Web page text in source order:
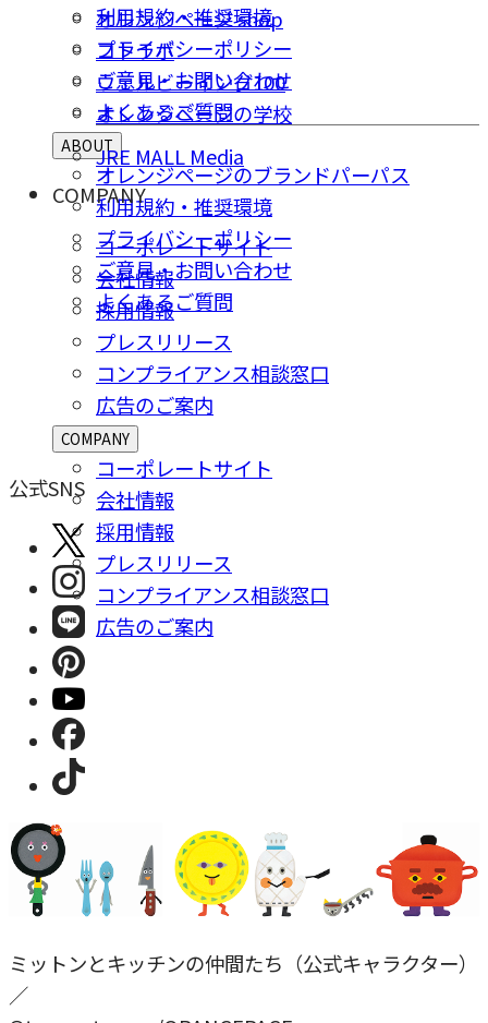
オレンジページ shop
コトラボ
ウェルビーイング100
オレンジページの学校
JRE MALL Media
利用規約・推奨環境
プライバシーポリシー
ご意⾒・お問い合わせ
よくあるご質問
ABOUT
オレンジページのブランドパーパス
利用規約・推奨環境
プライバシーポリシー
ご意⾒・お問い合わせ
よくあるご質問
COMPANY
コーポレートサイト
会社情報
採⽤情報
プレスリリース
コンプライアンス相談窓⼝
広告のご案内
COMPANY
コーポレートサイト
会社情報
採⽤情報
プレスリリース
コンプライアンス相談窓⼝
広告のご案内
公式SNS
ミットンとキッチンの仲間たち（公式キャラクター）
／